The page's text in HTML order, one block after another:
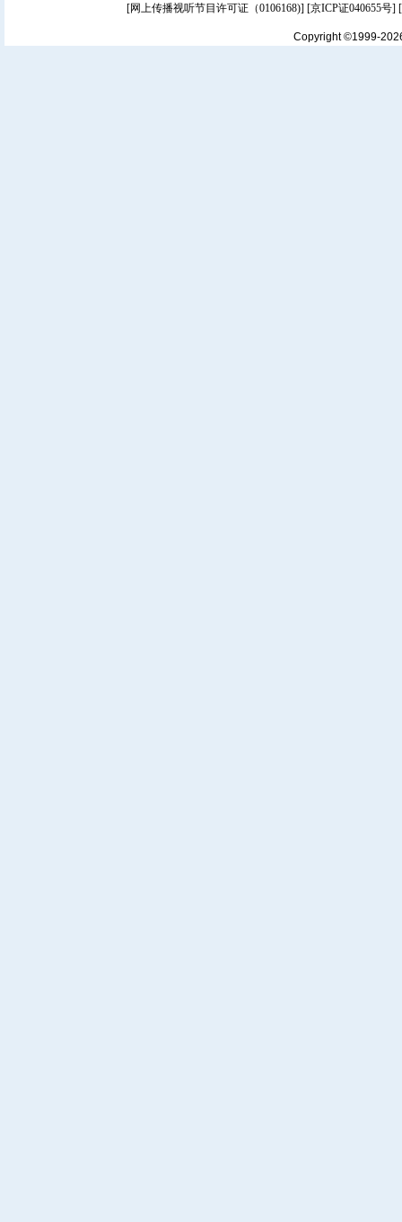
[网上传播视听节目许可证（0106168)] [京ICP证040655号]
Copyright ©1999-